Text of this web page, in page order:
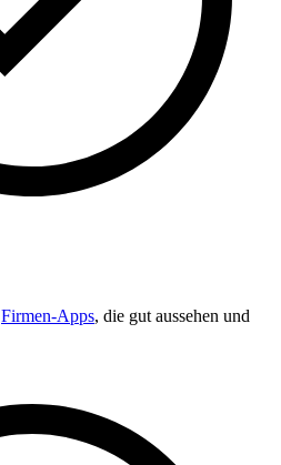
Firmen-Apps, die gut aussehen und